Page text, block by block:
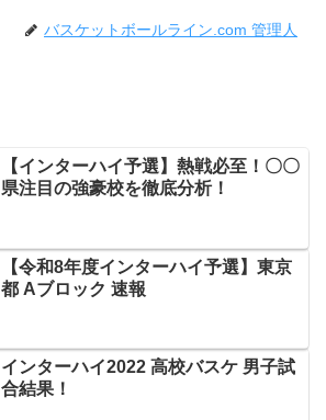
バスケットボールライン.com 管理人
【インターハイ予選】熱戦必至！〇〇
県注目の強豪校を徹底分析！
【令和8年度インターハイ予選】東京
都 Aブロック 速報
インターハイ2022 高校バスケ 男子試
合結果！